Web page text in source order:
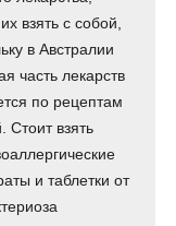
взять с собой,
в Австралии
часть лекарств
по рецептам
Стоит взять
и таблетки от